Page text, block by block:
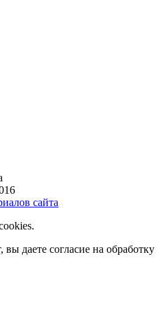
сайта
даете согласие на обработку